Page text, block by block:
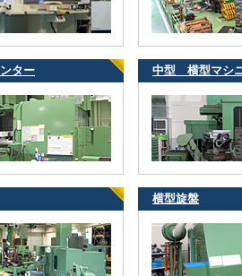
ター 中型 横型マシ
横型旋盤